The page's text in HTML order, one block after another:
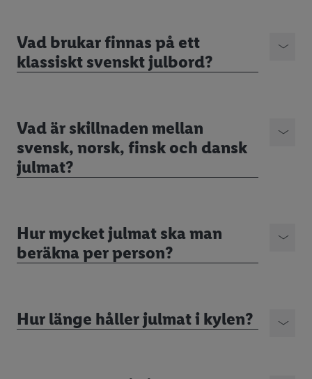
Vad brukar finnas på ett
klassiskt svenskt julbord?
Vad är skillnaden mellan
svensk, norsk, finsk och dansk
julmat?
Hur mycket julmat ska man
beräkna per person?
Hur länge håller julmat i kylen?